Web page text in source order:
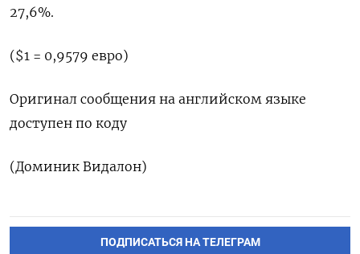
27,6%.
($1 = 0,9579 евро)
Оригинал сообщения на английском языке
доступен по коду
(Доминик Видалон)
ПОДПИСАТЬСЯ НА ТЕЛЕГРАМ